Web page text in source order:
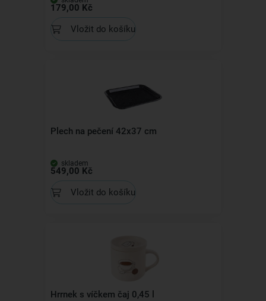
179,00 Kč
Vložit do košíku
Plech na pečení 42x37 cm
skladem
549,00 Kč
Vložit do košíku
Hrrnek s víčkem čaj 0,45 l